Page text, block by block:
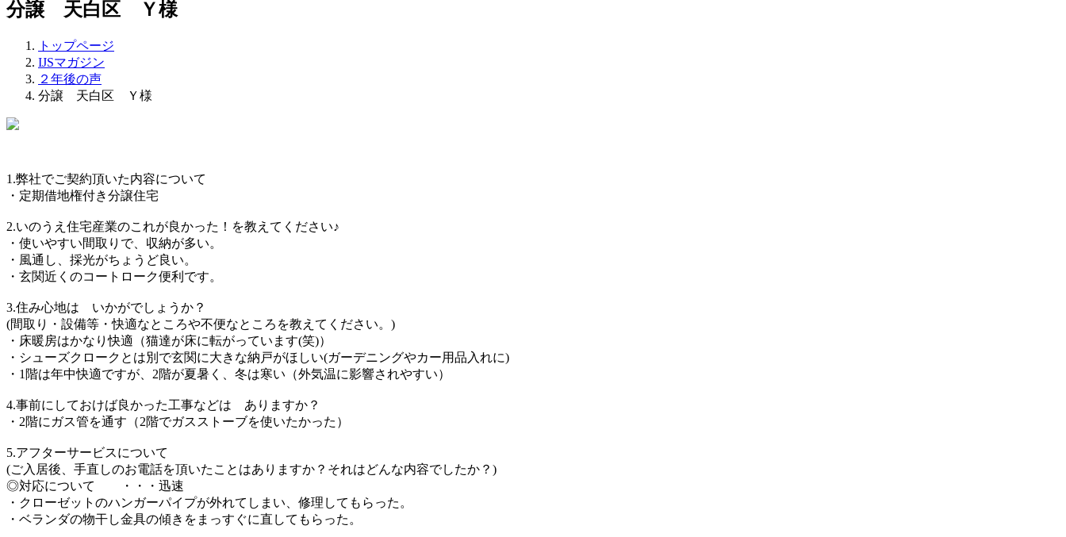
分譲 天白区 Ｙ様
トップページ
IJSマガジン
２年後の声
分譲 天白区 Ｙ様
1.弊社でご契約頂いた内容について
・定期借地権付き分譲住宅
2.いのうえ住宅産業のこれが良かった！を教えてください♪
・使いやすい間取りで、収納が多い。
・風通し、採光がちょうど良い。
・玄関近くのコートローク便利です。
3.住み心地は いかがでしょうか？
(間取り・設備等・快適なところや不便なところを教えてください。)
・床暖房はかなり快適（猫達が床に転がっています(笑)）
・シューズクロークとは別で玄関に大きな納戸がほしい(ガーデニングやカー用品入れに)
・1階は年中快適ですが、2階が夏暑く、冬は寒い（外気温に影響されやすい）
4.事前にしておけば良かった工事などは ありますか？
・2階にガス管を通す（2階でガスストーブを使いたかった）
5.アフターサービスについて
(ご入居後、手直しのお電話を頂いたことはありますか？それはどんな内容でしたか？)
◎対応について ・・・迅速
・クローゼットのハンガーパイプが外れてしまい、修理してもらった。
・ベランダの物干し金具の傾きをまっすぐに直してもらった。